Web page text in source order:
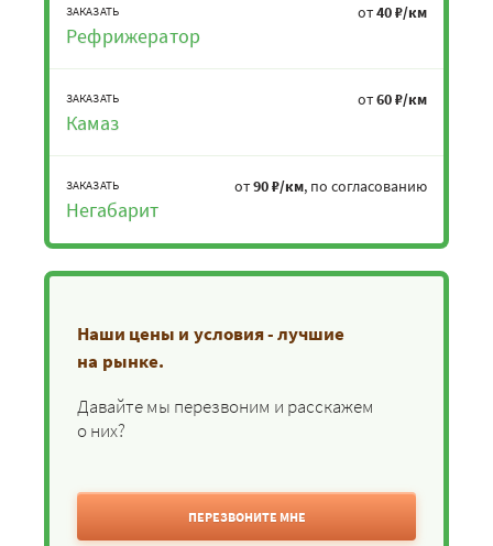
ЗАКАЗАТЬ
Рефрижератор
от40 ₽/км
ЗАКАЗАТЬ
Камаз
от60 ₽/км
ЗАКАЗАТЬ
Негабарит
от90 ₽/км, по согласованию
Наши цены и условия - лучшие
на рынке.
Давайте мы перезвоним и расскажем
о них?
ПЕРЕЗВОНИТЕ МНЕ